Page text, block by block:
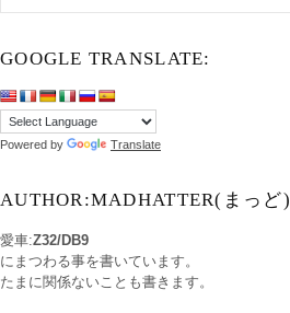
GOOGLE TRANSLATE:
Powered by Translate
AUTHOR:MADHATTER(まっど)
愛車:Z32/DB9
にまつわる事を書いています。
たまに関係ないことも書きます。